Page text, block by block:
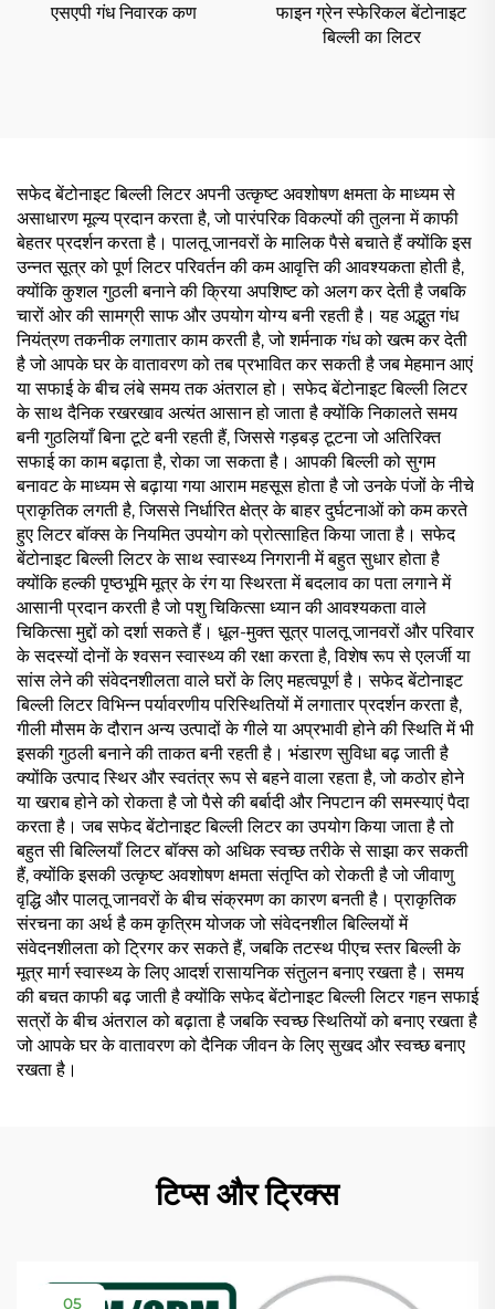
एसएपी गंध निवारक कण
फाइन ग्रेन स्फेरिकल बेंटोनाइट
बिल्ली का लिटर
सफेद बेंटोनाइट बिल्ली लिटर अपनी उत्कृष्ट अवशोषण क्षमता के माध्यम से
असाधारण मूल्य प्रदान करता है, जो पारंपरिक विकल्पों की तुलना में काफी
बेहतर प्रदर्शन करता है। पालतू जानवरों के मालिक पैसे बचाते हैं क्योंकि इस
उन्नत सूत्र को पूर्ण लिटर परिवर्तन की कम आवृत्ति की आवश्यकता होती है,
क्योंकि कुशल गुठली बनाने की क्रिया अपशिष्ट को अलग कर देती है जबकि
चारों ओर की सामग्री साफ और उपयोग योग्य बनी रहती है। यह अद्भुत गंध
नियंत्रण तकनीक लगातार काम करती है, जो शर्मनाक गंध को खत्म कर देती
है जो आपके घर के वातावरण को तब प्रभावित कर सकती है जब मेहमान आएं
या सफाई के बीच लंबे समय तक अंतराल हो। सफेद बेंटोनाइट बिल्ली लिटर
के साथ दैनिक रखरखाव अत्यंत आसान हो जाता है क्योंकि निकालते समय
बनी गुठलियाँ बिना टूटे बनी रहती हैं, जिससे गड़बड़ टूटना जो अतिरिक्त
सफाई का काम बढ़ाता है, रोका जा सकता है। आपकी बिल्ली को सुगम
बनावट के माध्यम से बढ़ाया गया आराम महसूस होता है जो उनके पंजों के नीचे
प्राकृतिक लगती है, जिससे निर्धारित क्षेत्र के बाहर दुर्घटनाओं को कम करते
हुए लिटर बॉक्स के नियमित उपयोग को प्रोत्साहित किया जाता है। सफेद
बेंटोनाइट बिल्ली लिटर के साथ स्वास्थ्य निगरानी में बहुत सुधार होता है
क्योंकि हल्की पृष्ठभूमि मूत्र के रंग या स्थिरता में बदलाव का पता लगाने में
आसानी प्रदान करती है जो पशु चिकित्सा ध्यान की आवश्यकता वाले
चिकित्सा मुद्दों को दर्शा सकते हैं। धूल-मुक्त सूत्र पालतू जानवरों और परिवार
के सदस्यों दोनों के श्वसन स्वास्थ्य की रक्षा करता है, विशेष रूप से एलर्जी या
सांस लेने की संवेदनशीलता वाले घरों के लिए महत्वपूर्ण है। सफेद बेंटोनाइट
बिल्ली लिटर विभिन्न पर्यावरणीय परिस्थितियों में लगातार प्रदर्शन करता है,
गीली मौसम के दौरान अन्य उत्पादों के गीले या अप्रभावी होने की स्थिति में भी
इसकी गुठली बनाने की ताकत बनी रहती है। भंडारण सुविधा बढ़ जाती है
क्योंकि उत्पाद स्थिर और स्वतंत्र रूप से बहने वाला रहता है, जो कठोर होने
या खराब होने को रोकता है जो पैसे की बर्बादी और निपटान की समस्याएं पैदा
करता है। जब सफेद बेंटोनाइट बिल्ली लिटर का उपयोग किया जाता है तो
बहुत सी बिल्लियाँ लिटर बॉक्स को अधिक स्वच्छ तरीके से साझा कर सकती
हैं, क्योंकि इसकी उत्कृष्ट अवशोषण क्षमता संतृप्ति को रोकती है जो जीवाणु
वृद्धि और पालतू जानवरों के बीच संक्रमण का कारण बनती है। प्राकृतिक
संरचना का अर्थ है कम कृत्रिम योजक जो संवेदनशील बिल्लियों में
संवेदनशीलता को ट्रिगर कर सकते हैं, जबकि तटस्थ पीएच स्तर बिल्ली के
मूत्र मार्ग स्वास्थ्य के लिए आदर्श रासायनिक संतुलन बनाए रखता है। समय
की बचत काफी बढ़ जाती है क्योंकि सफेद बेंटोनाइट बिल्ली लिटर गहन सफाई
सत्रों के बीच अंतराल को बढ़ाता है जबकि स्वच्छ स्थितियों को बनाए रखता है
जो आपके घर के वातावरण को दैनिक जीवन के लिए सुखद और स्वच्छ बनाए
रखता है।
टिप्स और ट्रिक्स
05